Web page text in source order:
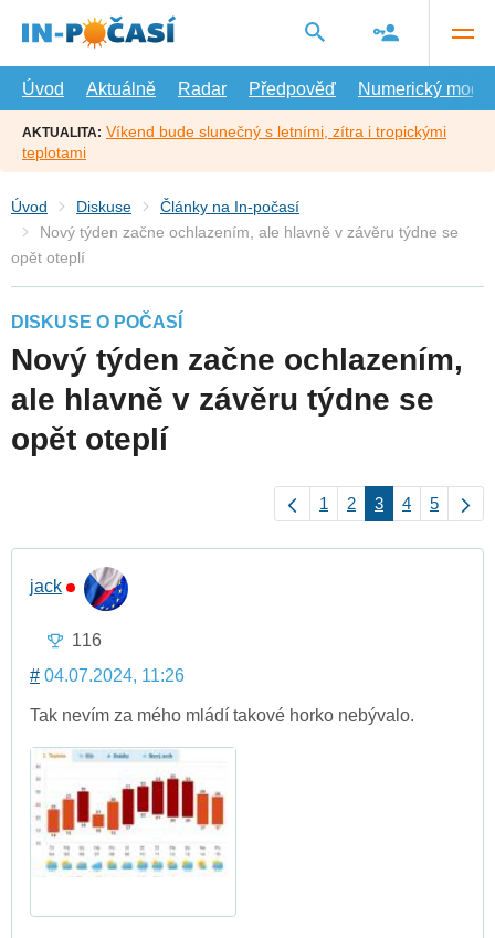
hlavní
Úvod
Aktuálně Radar Předpověď Numerický model
AKTUALITA: Víkend bude slunečný s letními, zítra i tropickými
teplotami
Úvod Diskuse
Články na In-počasí
Nový týden začne ochlazením, ale hlavně v závěru týdne se
opět oteplí
DISKUSE O POČASÍ
Nový týden začne ochlazením,
ale hlavně v závěru týdne se
opět oteplí
1 2 3 4 5
jack
116
# 04.07.2024, 11:26
Tak nevím za mého mládí takové horko nebývalo.